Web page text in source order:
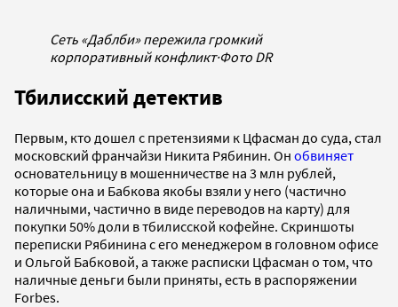
Сеть «Даблби» пережила громкий
корпоративный конфликт·Фото DR
Тбилисский детектив
Первым, кто дошел с претензиями к Цфасман до суда, стал
московский франчайзи Никита Рябинин. Он обвиняет
основательницу в мошенничестве на 3 млн рублей,
которые она и Бабкова якобы взяли у него (частично
наличными, частично в виде переводов на карту) для
покупки 50% доли в тбилисской кофейне. Скриншоты
переписки Рябинина с его менеджером в головном офисе
и Ольгой Бабковой, а также расписки Цфасман о том, что
наличные деньги были приняты, есть в распоряжении
Forbes.